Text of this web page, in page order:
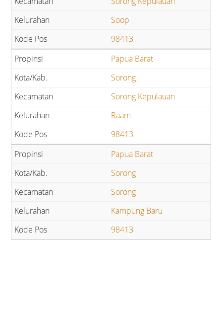
Soop
98413
Papua Barat
Sorong
Sorong Kepulauan
Raam
98413
Papua Barat
Sorong
Sorong
Kampung Baru
98413